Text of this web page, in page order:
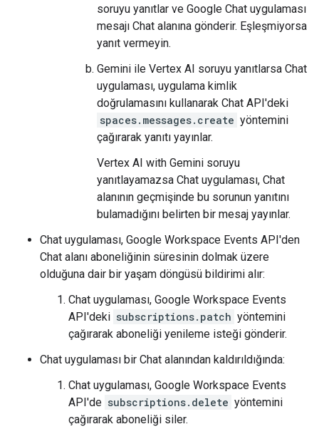
soruyu yanıtlar ve Google Chat uygulaması
mesajı Chat alanına gönderir. Eşleşmiyorsa
yanıt vermeyin.
Gemini ile Vertex AI soruyu yanıtlarsa Chat
uygulaması, uygulama kimlik
doğrulamasını kullanarak Chat API'deki
spaces.messages.create yöntemini
çağırarak yanıtı yayınlar.
Vertex AI with Gemini soruyu
yanıtlayamazsa Chat uygulaması, Chat
alanının geçmişinde bu sorunun yanıtını
bulamadığını belirten bir mesaj yayınlar.
Chat uygulaması, Google Workspace Events API'den
Chat alanı aboneliğinin süresinin dolmak üzere
olduğuna dair bir yaşam döngüsü bildirimi alır:
Chat uygulaması, Google Workspace Events
API'deki subscriptions.patch yöntemini
çağırarak aboneliği yenileme isteği gönderir.
Chat uygulaması bir Chat alanından kaldırıldığında:
Chat uygulaması, Google Workspace Events
API'de subscriptions.delete yöntemini
çağırarak aboneliği siler.